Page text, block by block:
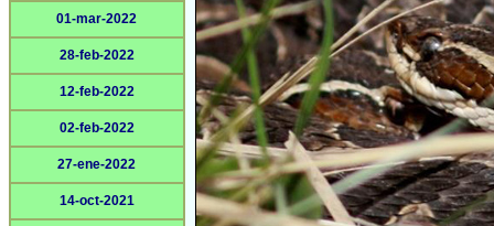
01-mar-2022
28-feb-2022
12-feb-2022
02-feb-2022
27-ene-2022
14-oct-2021